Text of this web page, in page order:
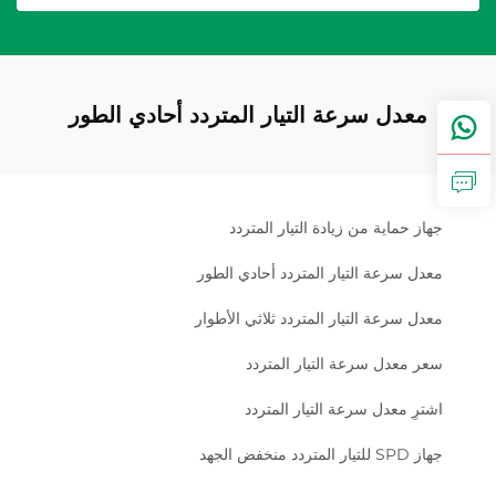
معدل سرعة التيار المتردد أحادي الطور
جهاز حماية من زيادة التيار المتردد
معدل سرعة التيار المتردد أحادي الطور
معدل سرعة التيار المتردد ثلاثي الأطوار
سعر معدل سرعة التيار المتردد
اشترِ معدل سرعة التيار المتردد
جهاز SPD للتيار المتردد منخفض الجهد